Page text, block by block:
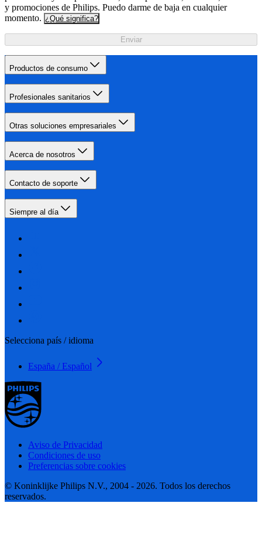
y promociones de Philips. Puedo darme de baja en cualquier
momento. ¿Qué significa?
Enviar
Productos de consumo
Profesionales sanitarios
Otras soluciones empresariales
Acerca de nosotros
Contacto de soporte
Siempre al día
Selecciona país / idioma
España / Español
Aviso de Privacidad
Condiciones de uso
Preferencias sobre cookies
© Koninklijke Philips N.V., 2004 - 2026. Todos los derechos
reservados.